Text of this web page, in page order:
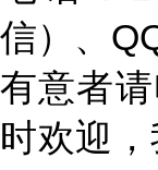
信）、
有意者
时欢迎